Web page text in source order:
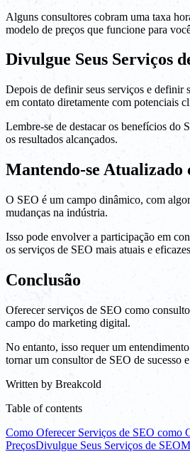
Alguns consultores cobram uma taxa
modelo de preços que funcione para
Divulgue Seus Serviços
Depois de definir seus serviços e definir
em contato diretamente com potenciais
Lembre-se de destacar os benefícios do
os resultados alcançados.
Mantendo-se Atualizado
O SEO é um campo dinâmico, com
mudanças na indústria.
Isso pode envolver a participação em
os serviços de SEO mais atuais e
Conclusão
Oferecer serviços de SEO como
campo do marketing digital.
No entanto, isso requer um
tornar um consultor de SEO de sucesso
Written by Breakcold
Table of contents
Como Oferecer Serviços de SEO como
PreçosDivulgue Seus Serviços de SEO